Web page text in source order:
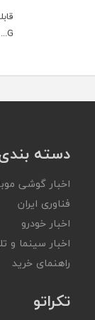
G...
دسته
اخبار گوشی
فناوری ایران
اخبار خودرو
اخبار سینما و
راهنمای خرید
تکراتو